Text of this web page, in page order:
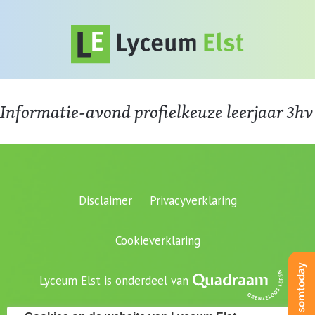
Informatie-avond profielkeuze leerjaar 3hv
Disclaimer Privacyverklaring
Cookieverklaring
Lyceum Elst is onderdeel van